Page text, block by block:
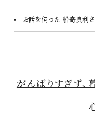
お話を伺った 船寄真利
がんばりすぎず、